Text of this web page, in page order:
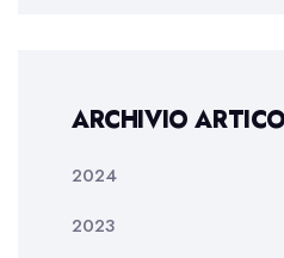
ARCHIVIO
2024
2023